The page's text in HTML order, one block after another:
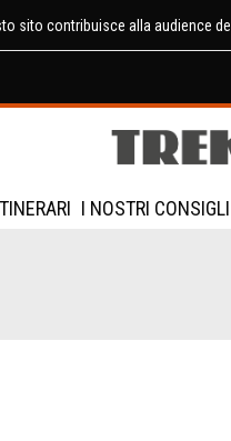
sito contribuisce alla audience de
I NOSTRI CONSIGLI